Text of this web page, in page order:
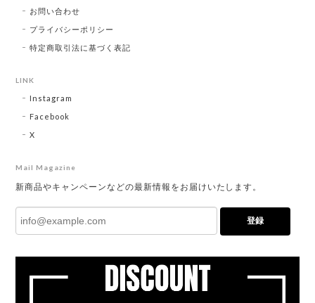
お問い合わせ
プライバシーポリシー
特定商取引法に基づく表記
LINK
Instagram
Facebook
X
Mail Magazine
新商品やキャンペーンなどの最新情報をお届けいたします。
登録